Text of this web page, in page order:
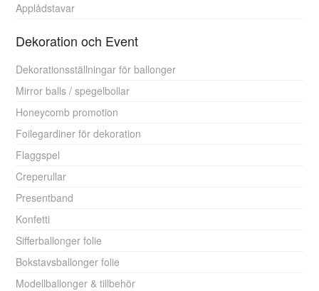
Applådstavar
Dekoration och Event
Dekorationsställningar för ballonger
Mirror balls / spegelbollar
Honeycomb promotion
Foilegardiner för dekoration
Flaggspel
Creperullar
Presentband
Konfetti
Sifferballonger folie
Bokstavsballonger folie
Modellballonger & tillbehör